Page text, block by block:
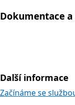
Dokumentace
Další informace
Začínáme se